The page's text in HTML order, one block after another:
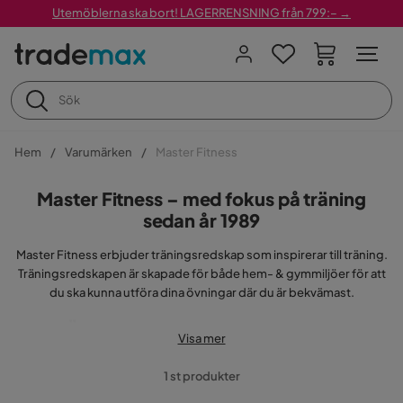
Utemöblerna ska bort! LAGERRENSNING från 799:– →
Hem Varumärken Master Fitness
Master Fitness – med fokus på träning
sedan år 1989
Master Fitness erbjuder träningsredskap som inspirerar till träning.
Träningsredskapen är skapade för både hem- & gymmiljöer för att
du ska kunna utföra dina övningar där du är bekvämast.
Är Master Fitness träningsredskap
ergonomiska?
För att träningen ska ske med en minimal risk för skador behöver du
Visa mer
1 st produkter